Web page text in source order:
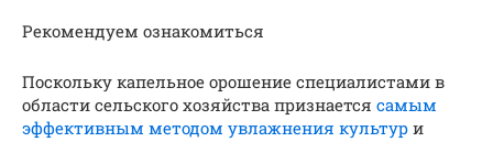
Рекомендуем ознакомиться
Поскольку капельное орошение специалистами в
области сельского хозяйства признается самым
эффективным методом увлажнения культур и